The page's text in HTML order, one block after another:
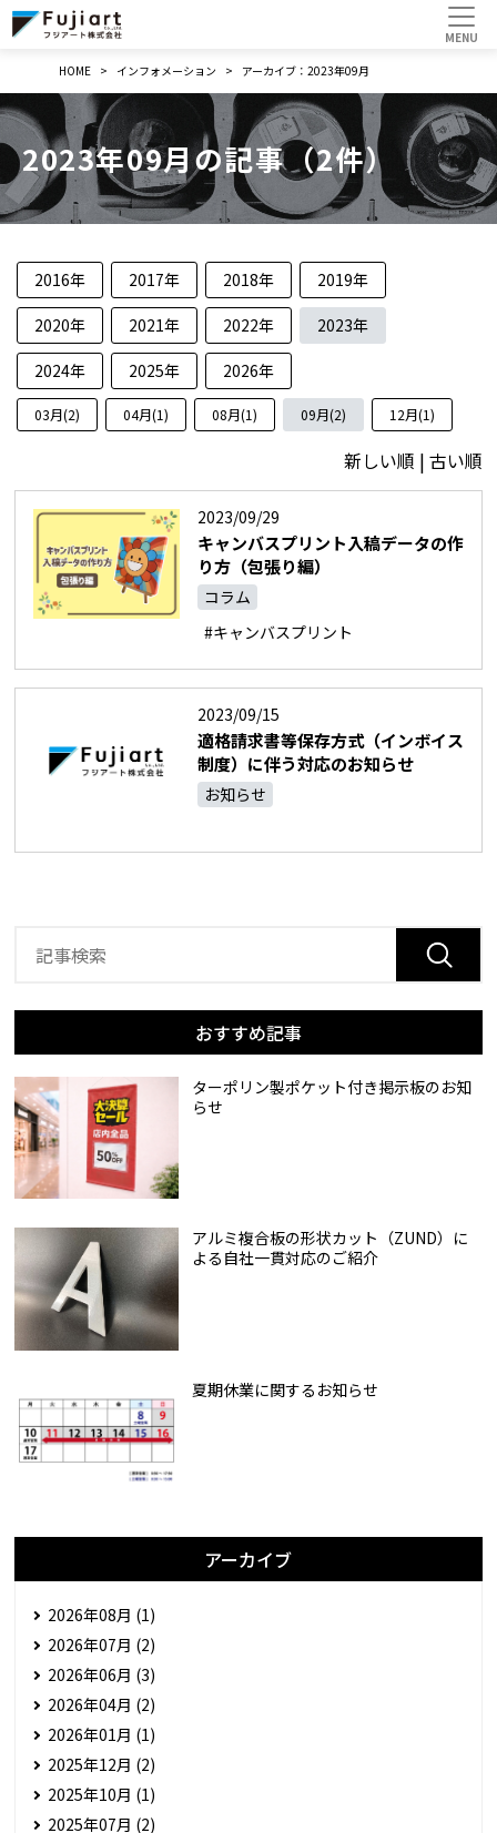
HOME インフォメーション アーカイブ：2023年09月
2023年09月の記事（2件）
2016年 2017年 2018年 2019年
2020年 2021年 2022年 2023年
2024年 2025年 2026年
03月(2) 04月(1) 08月(1) 09月(2) 12月(1)
新しい順 | 古い順
2023/09/29
キャンバスプリント入稿データの作
り方（包張り編）
コラム
#キャンバスプリント
2023/09/15
適格請求書等保存方式（インボイス
制度）に伴う対応のお知らせ
お知らせ
おすすめ記事
ターポリン製ポケット付き掲示板のお知
らせ
アルミ複合板の形状カット（ZUND）に
よる自社一貫対応のご紹介
夏期休業に関するお知らせ
アーカイブ
2026年08月 (1)
2026年07月 (2)
2026年06月 (3)
2026年04月 (2)
2026年01月 (1)
2025年12月 (2)
2025年10月 (1)
2025年07月 (2)